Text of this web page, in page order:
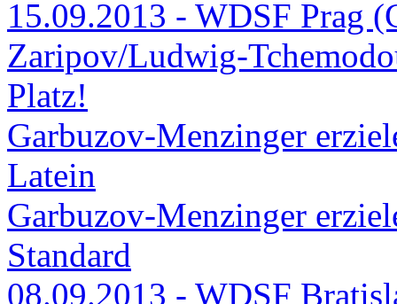
15.09.2013 - WDSF Prag
Zaripov/Ludwig-
Platz!
Garbuzov-Menzinger
Latein
Garbuzov-Menzinger
Standard
08.09.2013 - WDSF